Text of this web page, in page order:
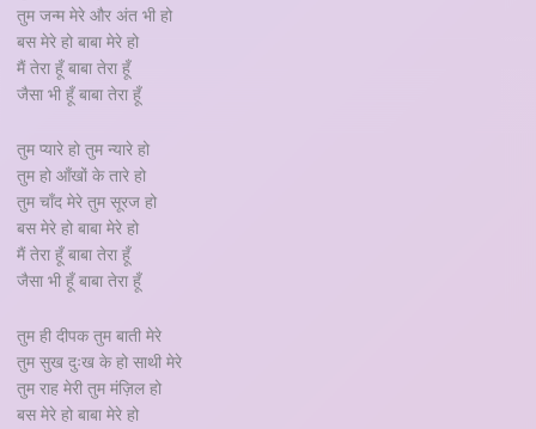
तुम जन्म मेरे और अंत भी हो
बस मेरे हो बाबा मेरे हो
मैं तेरा हूँ बाबा तेरा हूँ
जैसा भी हूँ बाबा तेरा हूँ
तुम प्यारे हो तुम न्यारे हो
तुम हो आँखों के तारे हो
तुम चाँद मेरे तुम सूरज हो
बस मेरे हो बाबा मेरे हो
मैं तेरा हूँ बाबा तेरा हूँ
जैसा भी हूँ बाबा तेरा हूँ
तुम ही दीपक तुम बाती मेरे
तुम सुख दुःख के हो साथी मेरे
तुम राह मेरी तुम मंज़िल हो
बस मेरे हो बाबा मेरे हो